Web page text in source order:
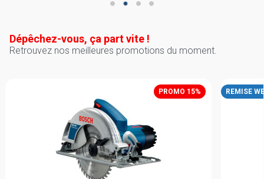
Dépêchez-vous, ça part vite !
Retrouvez nos meilleures promotions du moment.
PROMO 15% REMISE